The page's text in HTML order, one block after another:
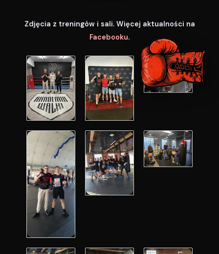
Zdjęcia z treningów i sali. Więcej aktualności na
Facebooku.